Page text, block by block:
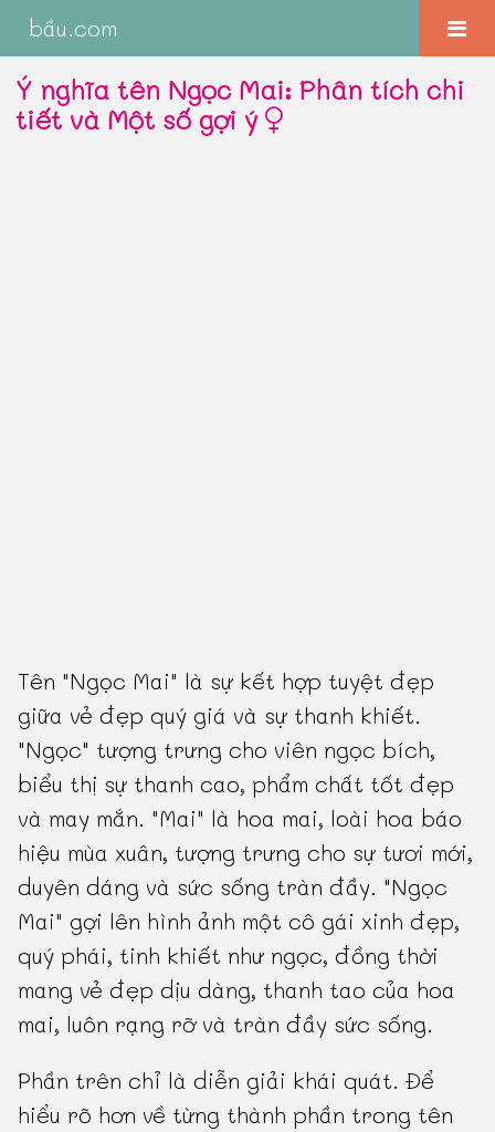
bầu.com
Ý nghĩa tên Ngọc Mai: Phân tích chi
tiết và Một số gợi ý
Tên "Ngọc Mai" là sự kết hợp tuyệt đẹp
giữa vẻ đẹp quý giá và sự thanh khiết.
"Ngọc" tượng trưng cho viên ngọc bích,
biểu thị sự thanh cao, phẩm chất tốt đẹp
và may mắn. "Mai" là hoa mai, loài hoa báo
hiệu mùa xuân, tượng trưng cho sự tươi mới,
duyên dáng và sức sống tràn đầy. "Ngọc
Mai" gợi lên hình ảnh một cô gái xinh đẹp,
quý phái, tinh khiết như ngọc, đồng thời
mang vẻ đẹp dịu dàng, thanh tao của hoa
mai, luôn rạng rỡ và tràn đầy sức sống.
Phần trên chỉ là diễn giải khái quát. Để
hiểu rõ hơn về từng thành phần trong tên